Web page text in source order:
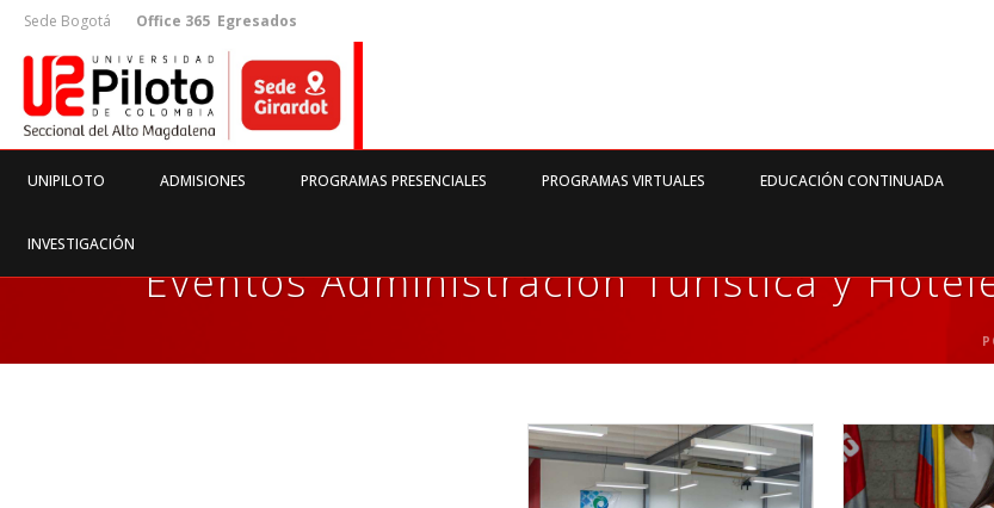
Sede Bogotá Office 365 Egresados
UNIPILOTO ADMISIONES PROGRAMAS PRESENCIALES PROGRAMAS VIRTUALES EDUCACIÓN CONTINUADA
INVESTIGACIÓN
Eventos Administración Turística y